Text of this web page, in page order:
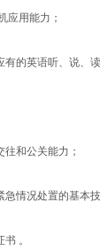
应用能力；
的英语听、说、
和公关能力；
情况处置的基本技
。